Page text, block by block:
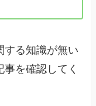
する知識が無い
を確認してく